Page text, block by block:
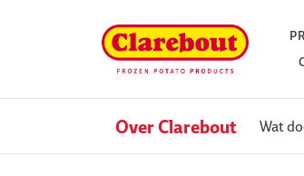
Over Clarebout Wat